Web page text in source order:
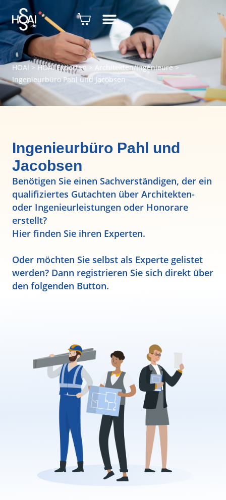
HOAI > HOAI Experten> Architekten/Ingenieure>
Ingenieurbüro Pahl und Jacobsen
Ingenieurbüro Pahl und
Jacobsen
Benötigen Sie einen Sachverständigen, der ein
qualifiziertes Gutachten über Architekten-
oder Ingenieurleistungen oder Honorare
erstellt?
Hier finden Sie ihren Experten.
Oder möchten Sie selbst als Experte gelistet
werden? Dann registrieren Sie sich direkt über
den folgenden Button.